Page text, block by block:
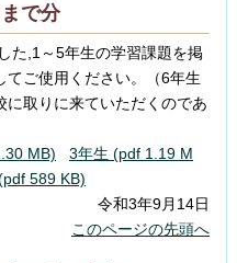
で分
た,1～5年生の学習課題を掲
ご使用ください。（6年生
取りに来ていただくのであ
MB)
3年生 (pdf 1.19 M
589 KB)
令和3年9月14日
このページの先頭へ